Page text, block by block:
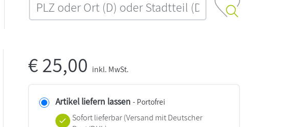
€25,00 inkl. MwSt.
Artikel liefern lassen - Portofrei
Sofort lieferbar(Versand mit Deutscher